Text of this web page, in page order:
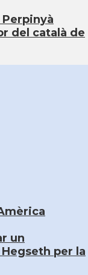
del català de
un
per la